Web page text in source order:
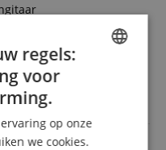
regels:
voor
op onze
we cookies.